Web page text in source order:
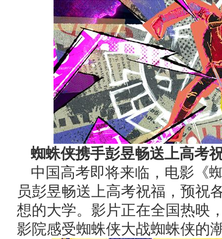
蜘蛛侠携手彭昱畅送上高考
中国高考即将来临，电影《
员彭昱畅送上高考祝福，预祝
想的大学。影片正在全国热映
影院感受蜘蛛侠大战蜘蛛侠的